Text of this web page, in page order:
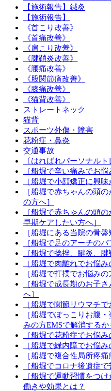
【施術報告】鍼灸
【施術報告】
《首こり改善》
《首痛改善》
《肩こり改善》
《腱鞘炎改善》
《腰痛改善》
《股関節痛改善》
《膝痛改善》
《猫背改善》
ストレートネック
猫背
スポーツ外傷・障害
花粉症・鼻炎
交通事故
〔はればれパーソナルト
［船堀で辛い痛みでお悩
［船堀で小顔矯正に興味
［船堀で赤ちゃんの頭
の方へ］
［船堀で赤ちゃんの頭
早期ケアしたい方へ］
［船堀にある当院の骨盤
［船堀で足のアーチの
［船堀で捻挫、腱炎、
［船堀で肉離れでお悩み
［船堀で打撲でお悩みの
［船堀で成長期のお子
へ］
［船堀で関節リウマチで
［船堀でぽっこりお腹
みの方EMSで解消するか
［船堀で花粉症でお悩み
［船堀で緑内障でお悩み
［船堀で複合性局所疼
［船堀でコロナ後遺症で
［船堀で運動習慣をつ
働きや効果とは？